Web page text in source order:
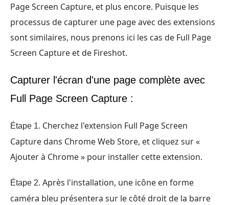
Page Screen Capture, et plus encore. Puisque les
processus de capturer une page avec des extensions
sont similaires, nous prenons ici les cas de Full Page
Screen Capture et de Fireshot.
Capturer l'écran d'une page complète avec
Full Page Screen Capture :
Étape 1. Cherchez l'extension Full Page Screen
Capture dans Chrome Web Store, et cliquez sur «
Ajouter à Chrome » pour installer cette extension.
Étape 2. Après l'installation, une icône en forme
caméra bleu présentera sur le côté droit de la barre